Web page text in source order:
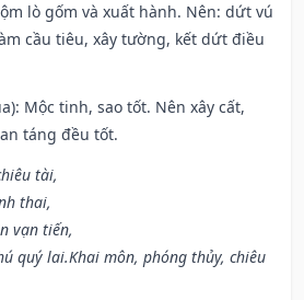
lò gốm và xuất hành. Nên: dứt vú
cầu tiêu, xây tường, kết dứt điều
Mộc tinh, sao tốt. Nên xây cất,
táng đều tốt.
tài,
thai,
vạn tiến,
quý lai.Khai môn, phóng thủy, chiêu